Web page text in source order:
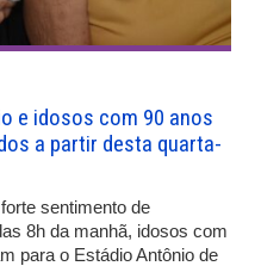
e idosos com 90 anos
a partir desta quarta-
sentimento de
8h da manhã, idosos com
para o Estádio Antônio de